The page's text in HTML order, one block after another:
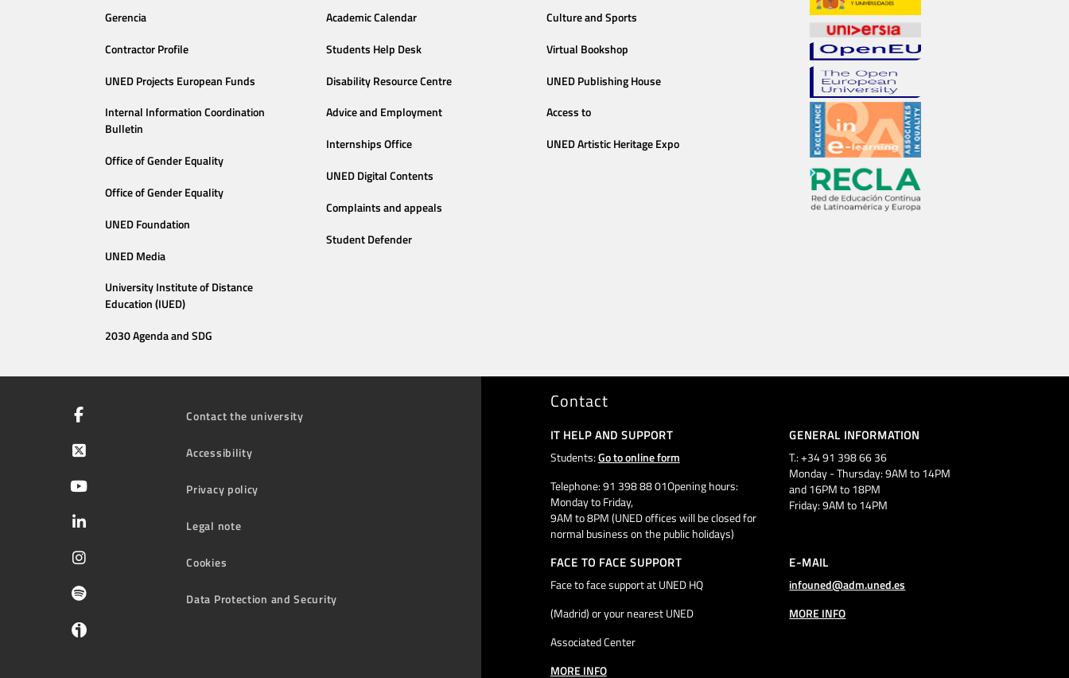
Gerencia
Contractor Profile
UNED Projects European Funds
Internal Information Coordination
Bulletin
Office of Gender Equality
Office of Gender Equality
UNED Foundation
UNED Media
University Institute of Distance
Education (IUED)
2030 Agenda and SDG
Academic Calendar
Students Help Desk
Disability Resource Centre
Advice and Employment
Internships Office
UNED Digital Contents
Complaints and appeals
Student Defender
Culture and Sports
Virtual Bookshop
UNED Publishing House
Access to
UNED Artistic Heritage Expo
Contact the university
Accessibility
Privacy policy
Legal note
Cookies
Data Protection and Security
Contact
IT HELP AND SUPPORT
Students:Go to online form
Telephone: 91 398 88 01Opening hours:
Monday to Friday,
9AM to 8PM (UNED offices will be closed for
normal business on the public holidays)
GENERAL INFORMATION
T.: +34 91 398 66 36
Monday - Thursday: 9AM to 14PM
and 16PM to 18PM
Friday: 9AM to 14PM
FACE TO FACE SUPPORT
Face to face support at UNED HQ
(Madrid) or your nearest UNED
Associated Center
MORE INFO
E-MAIL
infouned@adm.uned.es
MORE INFO